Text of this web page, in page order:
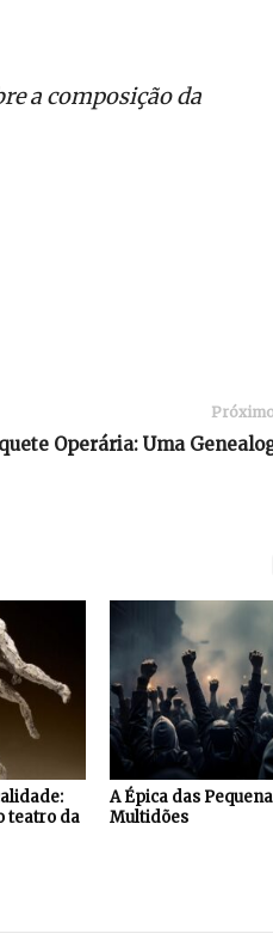
a composição da
Operária: Uma
teatro da
A Épica das
Multidões